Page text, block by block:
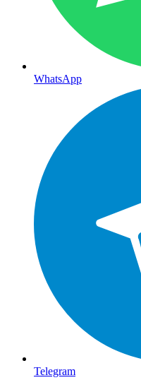
WhatsApp
Telegram